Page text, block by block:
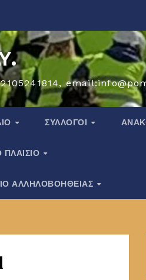
ΣΎΛΛΟΓΟΙ
ΠΛΑΙΣΙΟ
ΑΛΛΗΛΟΒΟΗΘΕΙΑΣ